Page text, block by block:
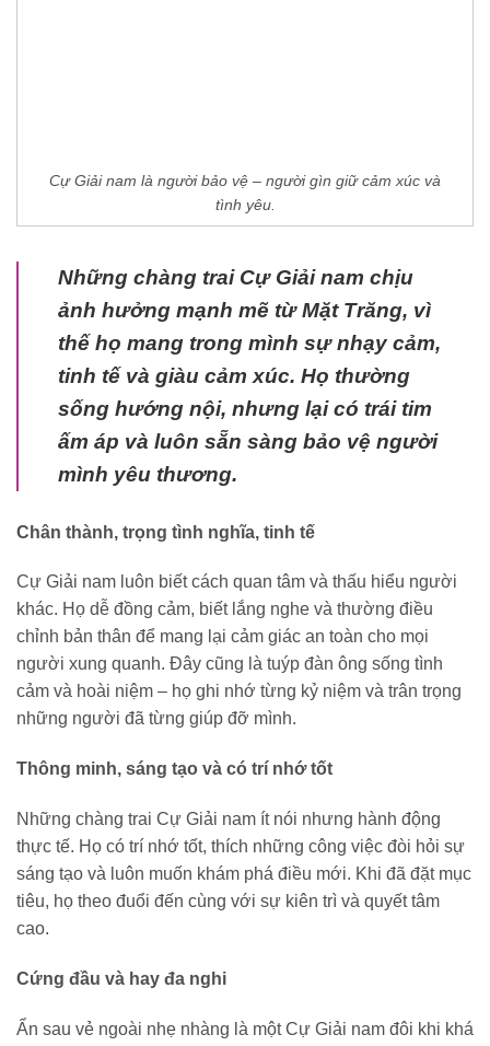
Cự Giải nam là người bảo vệ – người gìn giữ cảm xúc và
tình yêu.
Những chàng trai Cự Giải nam chịu
ảnh hưởng mạnh mẽ từ Mặt Trăng, vì
thế họ mang trong mình sự nhạy cảm,
tinh tế và giàu cảm xúc. Họ thường
sống hướng nội, nhưng lại có trái tim
ấm áp và luôn sẵn sàng bảo vệ người
mình yêu thương.
Chân thành, trọng tình nghĩa, tinh tế
Cự Giải nam luôn biết cách quan tâm và thấu hiểu người
khác. Họ dễ đồng cảm, biết lắng nghe và thường điều
chỉnh bản thân để mang lại cảm giác an toàn cho mọi
người xung quanh. Đây cũng là tuýp đàn ông sống tình
cảm và hoài niệm – họ ghi nhớ từng kỷ niệm và trân trọng
những người đã từng giúp đỡ mình.
Thông minh, sáng tạo và có trí nhớ tốt
Những chàng trai Cự Giải nam ít nói nhưng hành động
thực tế. Họ có trí nhớ tốt, thích những công việc đòi hỏi sự
sáng tạo và luôn muốn khám phá điều mới. Khi đã đặt mục
tiêu, họ theo đuổi đến cùng với sự kiên trì và quyết tâm
cao.
Cứng đầu và hay đa nghi
Ẩn sau vẻ ngoài nhẹ nhàng là một Cự Giải nam đôi khi khá